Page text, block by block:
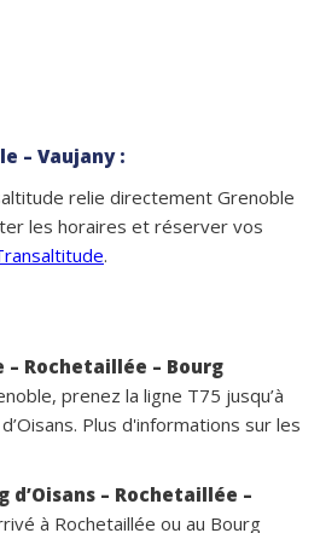
– Vaujany :
relie directement Grenoble
les horaires et réserver vos
.
– Rochetaillée – Bourg
prenez la ligne T75 jusqu’à
Plus d'informations sur les
d’Oisans – Rochetaillée –
à Rochetaillée ou au Bourg